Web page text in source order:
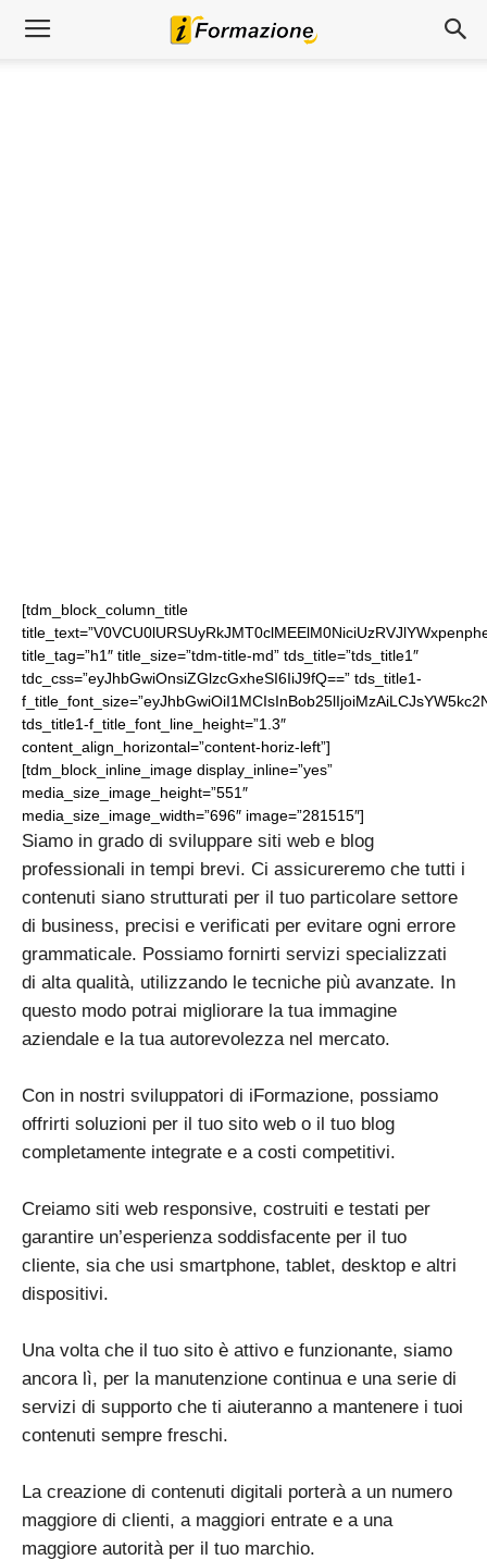
[tdm_block_column_title
title_tag=”h1″ title_size=”tdm-title-md” tds_title=”tds_title1″
tdc_css=”eyJhbGwiOnsiZGlzcGxheSI6IiJ9fQ==” tds_title1-
tds_title1-f_title_font_line_height=”1.3″
content_align_horizontal=”content-horiz-left”]
[tdm_block_inline_image display_inline=”yes”
media_size_image_height=”551″
media_size_image_width=”696″ image=”281515″]
Siamo in grado di sviluppare siti web e blog
professionali in tempi brevi. Ci assicureremo che tutti i
contenuti siano strutturati per il tuo particolare settore
di business, precisi e verificati per evitare ogni errore
grammaticale. Possiamo fornirti servizi specializzati
di alta qualità, utilizzando le tecniche più avanzate. In
questo modo potrai migliorare la tua immagine
aziendale e la tua autorevolezza nel mercato.
Con in nostri sviluppatori di iFormazione, possiamo
offrirti soluzioni per il tuo sito web o il tuo blog
completamente integrate e a costi competitivi.
Creiamo siti web responsive, costruiti e testati per
garantire un’esperienza soddisfacente per il tuo
cliente, sia che usi smartphone, tablet, desktop e altri
dispositivi.
Una volta che il tuo sito è attivo e funzionante, siamo
ancora lì, per la manutenzione continua e una serie di
servizi di supporto che ti aiuteranno a mantenere i tuoi
contenuti sempre freschi.
La creazione di contenuti digitali porterà a un numero
maggiore di clienti, a maggiori entrate e a una
maggiore autorità per il tuo marchio.